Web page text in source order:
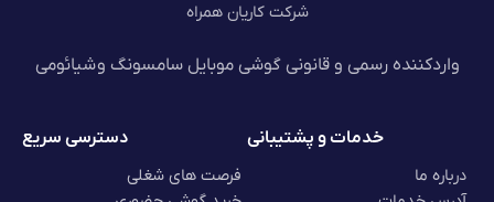
شرکت کاریان همراه
واردکننده رسمی و قانونی گوشی موبایل سامسونگ و شیائومی
خدمات و پشتیبانی
درباره ما
دسترسی سریع
فرصت های شغلی